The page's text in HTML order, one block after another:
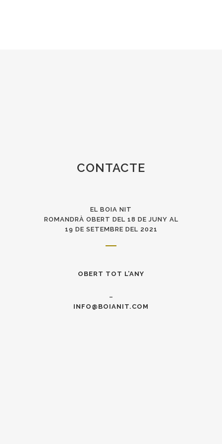
CONTACTE
EL BOIA NIT
ROMANDRÀ OBERT DEL 18 DE JUNY AL
19 DE SETEMBRE DEL 2021
OBERT TOT L’ANY
–
INFO@BOIANIT.COM